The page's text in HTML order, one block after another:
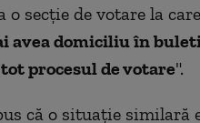
o secție de votare la
avea domiciliu în
procesul de votare".
că o situație similară